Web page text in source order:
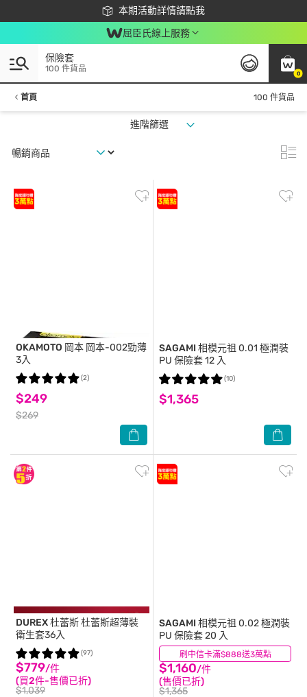
本期活動詳情請點我
下載app最高回饋$350
屈臣氏線上服務
0
保險套
100 件貨品
首頁 100 件貨品
進階篩選
OKAMOTO 岡本 岡本-002勁薄
3入
$249
$269
(2)
SAGAMI 相模元祖 0.01 極潤裝
PU 保險套 12 入
$1,365
(10)
DUREX 杜蕾斯杜蕾斯超薄裝
衛生套36入
$779/件
(買2件-售價已折)
$1,039
(97) 刷中信卡滿$888送3萬點
SAGAMI 相模元祖 0.02 極潤裝
PU 保險套 20 入
$1,160/件
(售價已折)
$1,365
(32)